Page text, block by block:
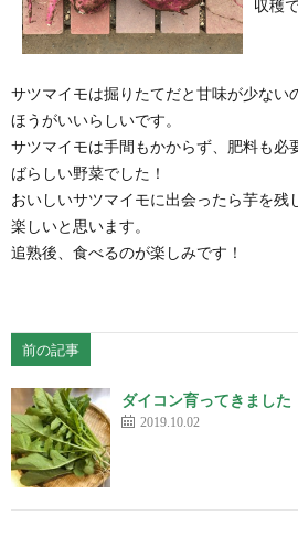
収穫
サツマイモは掘りたてだと甘味が少ない
ほうがいいらしいです。
サツマイモは手間もかからず、肥料も必
ばらしい野菜でした！
おいしいサツマイモに出会ったら芋を残
楽しいと思います。
追熟後、食べるのが楽しみです！
前の記事
ダイコン育ってきました
2019.10.02